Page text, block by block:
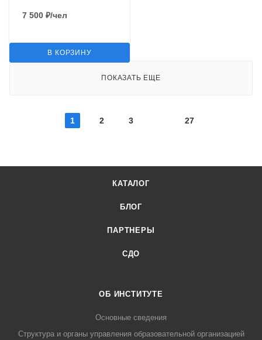
7 500 ₽/чел
В КОРЗИНУ
ПОКАЗАТЬ ЕЩЕ
1 2 3 27
КАТАЛОГ
БЛОГ
ПАРТНЕРЫ
СДО
ОБ ИНСТИТУТЕ
Основные сведения
Структура и органы управления образовательной организацией